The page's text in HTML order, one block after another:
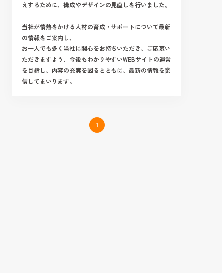
えするために、構成やデザインの見直しを行いました。
当社が情熱をかける人材の育成・サポートについて最新
の情報をご案内し、
お一人でも多く当社に関心をお持ちいただき、ご応募い
ただきますよう、今後もわかりやすいWEBサイトの運営
を目指し、内容の充実を図るとともに、最新の情報を発
信してまいります。
1